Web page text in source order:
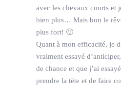
avec les chevaux courts et
bien plus… Mais bon le
plus fort! 🙂
Quant à mon efficacité, je
vraiment essayé
de chance et que j’ai
prendre la tête et de faire